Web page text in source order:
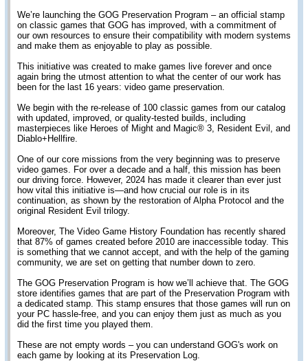
We’re launching the GOG Preservation Program – an official stamp
on classic games that GOG has improved, with a commitment of
our own resources to ensure their compatibility with modern systems
and make them as enjoyable to play as possible.
This initiative was created to make games live forever and once
again bring the utmost attention to what the center of our work has
been for the last 16 years: video game preservation.
We begin with the re-release of 100 classic games from our catalog
with updated, improved, or quality-tested builds, including
masterpieces like Heroes of Might and Magic® 3, Resident Evil, and
Diablo+Hellfire.
One of our core missions from the very beginning was to preserve
video games. For over a decade and a half, this mission has been
our driving force. However, 2024 has made it clearer than ever just
how vital this initiative is—and how crucial our role is in its
continuation, as shown by the restoration of Alpha Protocol and the
original Resident Evil trilogy.
Moreover, The Video Game History Foundation has recently shared
that 87% of games created before 2010 are inaccessible today. This
is something that we cannot accept, and with the help of the gaming
community, we are set on getting that number down to zero.
The GOG Preservation Program is how we’ll achieve that. The GOG
store identifies games that are part of the Preservation Program with
a dedicated stamp. This stamp ensures that those games will run on
your PC hassle-free, and you can enjoy them just as much as you
did the first time you played them.
These are not empty words – you can understand GOG's work on
each game by looking at its Preservation Log.